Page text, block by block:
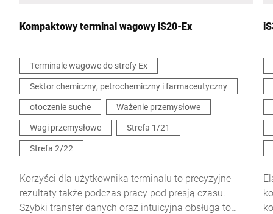
Niniejszym potwierdzam, że zgadzam się na wykorzystanie
moich danych do przetworzenia tego żądania Dalsze informacje
można znaleźć wDeklaracja ochrony danych*
Anti-Robot Verification
FriendlyCaptcha ⇗
Kompaktowy terminal wagowy iS20-Ex
Terminale wagowe do strefy Ex
Sektor chemiczny, petrochemiczny i farmaceutyczny
otoczenie suche
Ważenie przemysłowe
Wagi przemysłowe
Strefa 1/21
Strefa 2/22
Korzyści dla użytkownika terminalu to precyzyjne
rezultaty także podczas pracy pod presją czasu.
Szybki transfer danych oraz intuicyjna obsługa to